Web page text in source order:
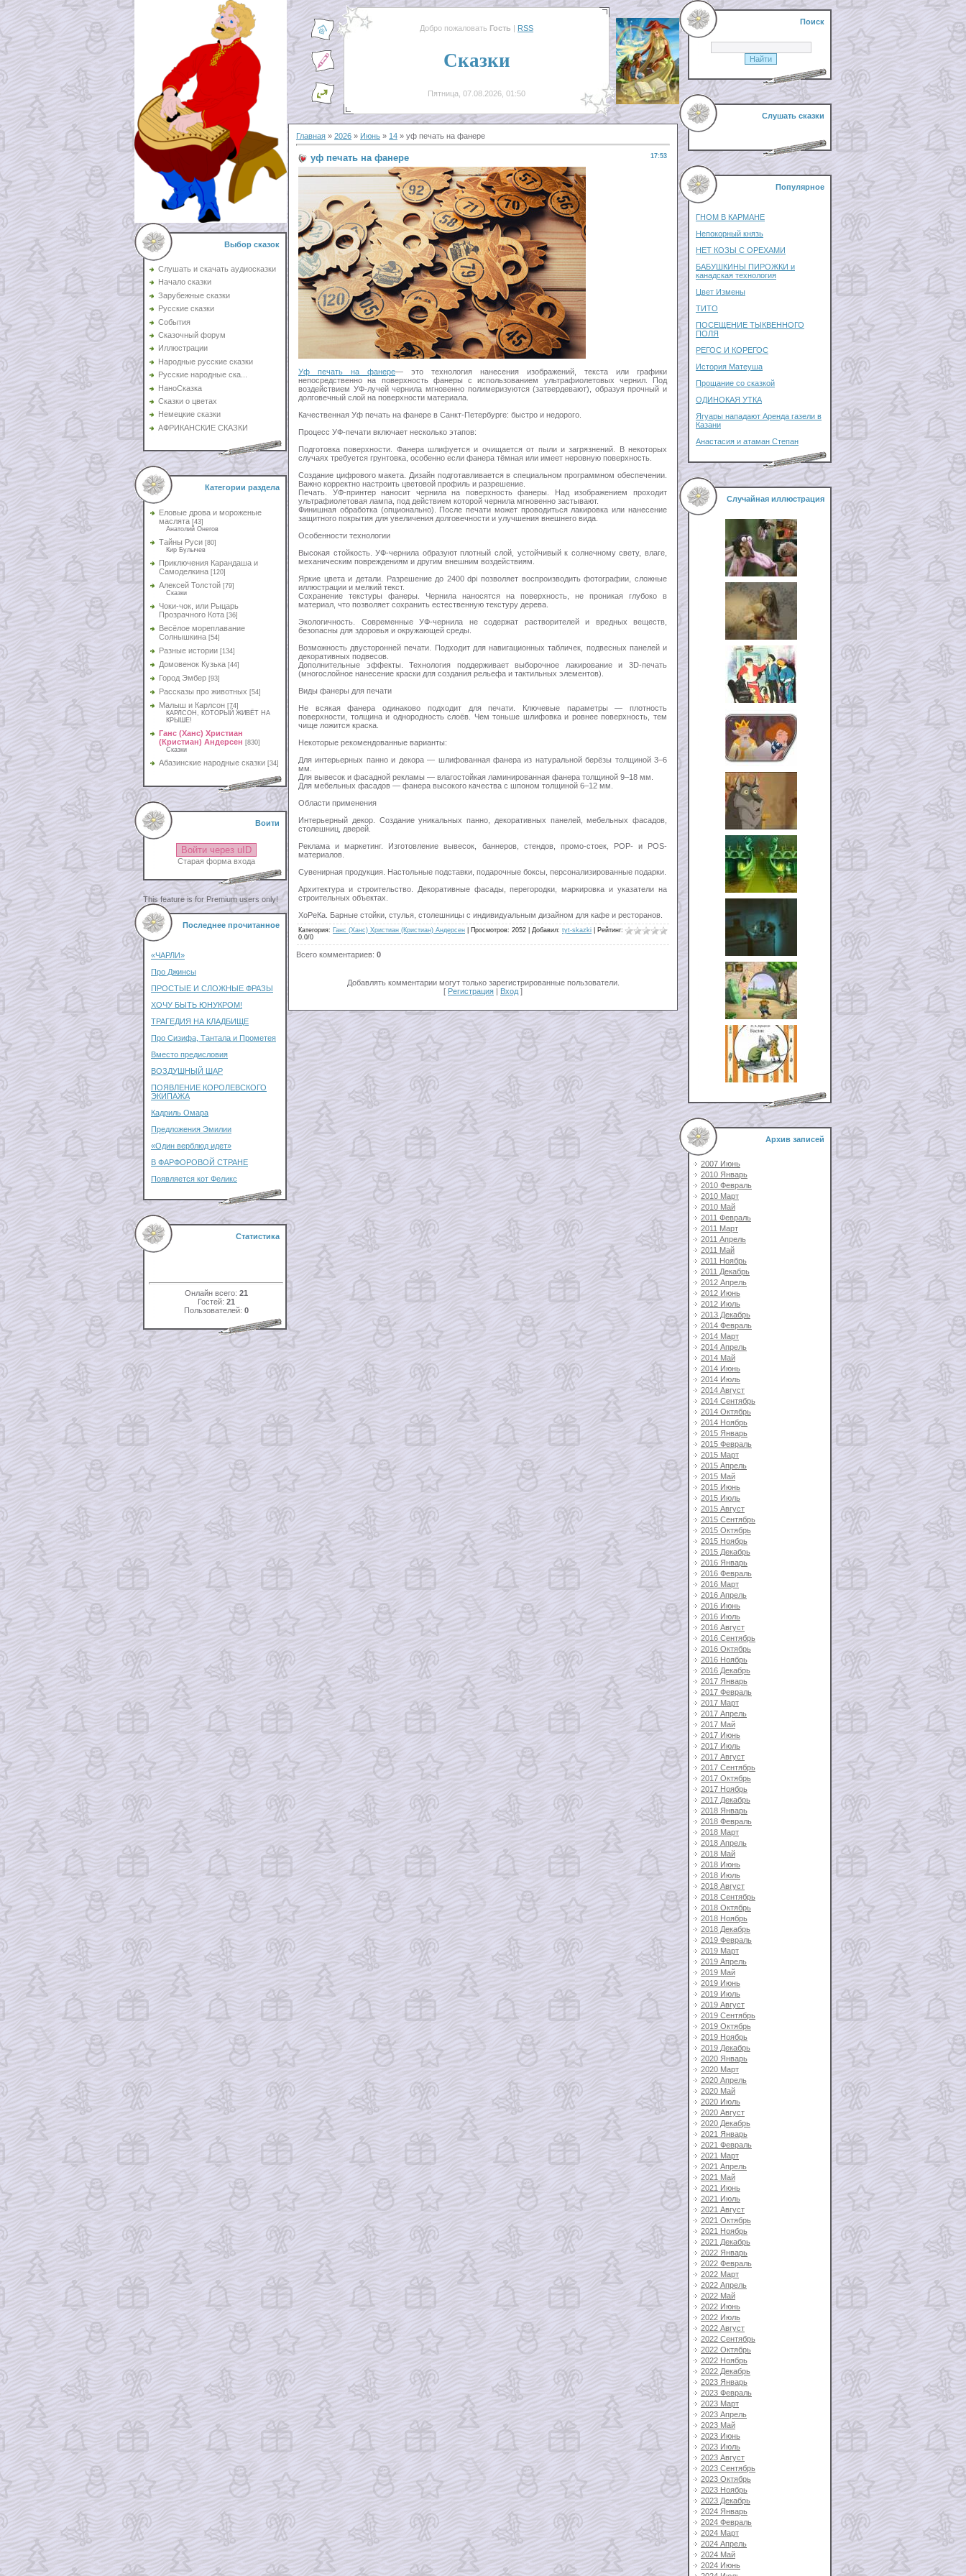
Выбор сказок
Слушать и скачать аудиосказки
Начало сказки
Зарубежные сказки
Русские сказки
События
Сказочный форум
Иллюстрации
Народные русские сказки
Русские народные ска...
НаноСказка
Сказки о цветах
Немецкие сказки
АФРИКАНСКИЕ СКАЗКИ
Категории раздела
Еловые дрова и мороженые
маслята [43]
Анатолий Онегов
Тайны Руси [80]
Кир Булычев
Приключения Карандаша и
Самоделкина [120]
Алексей Толстой [79]
Сказки
Чоки-чок, или Рыцарь
Прозрачного Кота [36]
Весёлое мореплавание
Солнышкина [54]
Разные истории [134]
Домовенок Кузька [44]
Город Эмбер [93]
Рассказы про животных [54]
Малыш и Карлсон [74]
КАРЛСОН, КОТОРЫЙ ЖИВЁТ НА
КРЫШЕ!
Ганс (Ханс) Христиан
(Кристиан) Андерсен [830]
Сказки
Абазинские народные сказки [34]
Воити
Войти через uID
Старая форма входа
This feature is for Premium users only!
Последнее прочитанное
«ЧАРЛИ»
Про Джинсы
ПРОСТЫЕ И СЛОЖНЫЕ ФРАЗЫ
ХОЧУ БЫТЬ ЮНУКРОМ!
ТРАГЕДИЯ НА КЛАДБИЩЕ
Про Сизифа, Тантала и Прометея
Вместо предисловия
ВОЗДУШНЫЙ ШАР
ПОЯВЛЕНИЕ КОРОЛЕВСКОГО
ЭКИПАЖА
Кадриль Омара
Предложения Эмилии
«Один верблюд идет»
В ФАРФОРОВОЙ СТРАНЕ
Появляется кот Феликс
Статистика
Онлайн всего: 21
Гостей: 21
Пользователей: 0
Добро пожаловать Гость | RSS
Сказки
Пятница, 07.08.2026, 01:50
Главная » 2026 » Июнь » 14 » уф печать на фанере
17:53
уф печать на фанере
Уф печать на фанере— это технология нанесения изображений, текста или графики
непосредственно на поверхность фанеры с использованием ультрафиолетовых чернил. Под
воздействием УФ-лучей чернила мгновенно полимеризуются (затвердевают), образуя прочный и
долговечный слой на поверхности материала.
Качественная Уф печать на фанере в Санкт-Петербурге: быстро и недорого.
Процесс УФ-печати включает несколько этапов:
Подготовка поверхности. Фанера шлифуется и очищается от пыли и загрязнений. В некоторых
случаях требуется грунтовка, особенно если фанера тёмная или имеет неровную поверхность.
Создание цифрового макета. Дизайн подготавливается в специальном программном обеспечении.
Важно корректно настроить цветовой профиль и разрешение.
Печать. УФ-принтер наносит чернила на поверхность фанеры. Над изображением проходит
ультрафиолетовая лампа, под действием которой чернила мгновенно застывают.
Финишная обработка (опционально). После печати может проводиться лакировка или нанесение
защитного покрытия для увеличения долговечности и улучшения внешнего вида.
Особенности технологии
Высокая стойкость. УФ-чернила образуют плотный слой, устойчивый к солнечному свету, влаге,
механическим повреждениям и другим внешним воздействиям.
Яркие цвета и детали. Разрешение до 2400 dpi позволяет воспроизводить фотографии, сложные
иллюстрации и мелкий текст.
Сохранение текстуры фанеры. Чернила наносятся на поверхность, не проникая глубоко в
материал, что позволяет сохранить естественную текстуру дерева.
Экологичность. Современные УФ-чернила не содержат растворителей и вредных веществ,
безопасны для здоровья и окружающей среды.
Возможность двусторонней печати. Подходит для навигационных табличек, подвесных панелей и
декоративных подвесов.
Дополнительные эффекты. Технология поддерживает выборочное лакирование и 3D-печать
(многослойное нанесение краски для создания рельефа и тактильных элементов).
Виды фанеры для печати
Не всякая фанера одинаково подходит для печати. Ключевые параметры — плотность
поверхности, толщина и однородность слоёв. Чем тоньше шлифовка и ровнее поверхность, тем
чище ложится краска.
Некоторые рекомендованные варианты:
Для интерьерных панно и декора — шлифованная фанера из натуральной берёзы толщиной 3–6
мм.
Для вывесок и фасадной рекламы — влагостойкая ламинированная фанера толщиной 9–18 мм.
Для мебельных фасадов — фанера высокого качества с шпоном толщиной 6–12 мм.
Области применения
Интерьерный декор. Создание уникальных панно, декоративных панелей, мебельных фасадов,
столешниц, дверей.
Реклама и маркетинг. Изготовление вывесок, баннеров, стендов, промо-стоек, POP- и POS-
материалов.
Сувенирная продукция. Настольные подставки, подарочные боксы, персонализированные подарки.
Архитектура и строительство. Декоративные фасады, перегородки, маркировка и указатели на
строительных объектах.
ХоРеКа. Барные стойки, стулья, столешницы с индивидуальным дизайном для кафе и ресторанов.
Категория: Ганс (Ханс) Христиан (Кристиан) Андерсен Просмотров: 2052 Добавил: tyt-skazki Рейтинг:
0.0/0
Всего комментариев: 0
Добавлять комментарии могут только зарегистрированные пользователи.
[ Регистрация | Вход ]
Поиск
Слушать сказки
Популярное
ГНОМ В КАРМАНЕ
Непокорный князь
НЕТ КОЗЫ С ОРЕХАМИ
БАБУШКИНЫ ПИРОЖКИ и
канадская технология
Цвет Измены
ТИТО
ПОСЕЩЕНИЕ ТЫКВЕННОГО
ПОЛЯ
РЕГОС И КОРЕГОС
История Матеуша
Прощание со сказкой
ОДИНОКАЯ УТКА
Ягуары нападают Аренда газели в
Казани
Анастасия и атаман Степан
Случайная иллюстрация
Архив записей
2007 Июнь
2010 Январь
2010 Февраль
2010 Март
2010 Май
2011 Февраль
2011 Март
2011 Апрель
2011 Май
2011 Ноябрь
2011 Декабрь
2012 Апрель
2012 Июнь
2012 Июль
2013 Декабрь
2014 Февраль
2014 Март
2014 Апрель
2014 Май
2014 Июнь
2014 Июль
2014 Август
2014 Сентябрь
2014 Октябрь
2014 Ноябрь
2015 Январь
2015 Февраль
2015 Март
2015 Апрель
2015 Май
2015 Июнь
2015 Июль
2015 Август
2015 Сентябрь
2015 Октябрь
2015 Ноябрь
2015 Декабрь
2016 Январь
2016 Февраль
2016 Март
2016 Апрель
2016 Июнь
2016 Июль
2016 Август
2016 Сентябрь
2016 Октябрь
2016 Ноябрь
2016 Декабрь
2017 Январь
2017 Февраль
2017 Март
2017 Апрель
2017 Май
2017 Июнь
2017 Июль
2017 Август
2017 Сентябрь
2017 Октябрь
2017 Ноябрь
2017 Декабрь
2018 Январь
2018 Февраль
2018 Март
2018 Апрель
2018 Май
2018 Июнь
2018 Июль
2018 Август
2018 Сентябрь
2018 Октябрь
2018 Ноябрь
2018 Декабрь
2019 Февраль
2019 Март
2019 Апрель
2019 Май
2019 Июнь
2019 Июль
2019 Август
2019 Сентябрь
2019 Октябрь
2019 Ноябрь
2019 Декабрь
2020 Январь
2020 Март
2020 Апрель
2020 Май
2020 Июль
2020 Август
2020 Декабрь
2021 Январь
2021 Февраль
2021 Март
2021 Апрель
2021 Май
2021 Июнь
2021 Июль
2021 Август
2021 Октябрь
2021 Ноябрь
2021 Декабрь
2022 Январь
2022 Февраль
2022 Март
2022 Апрель
2022 Май
2022 Июнь
2022 Июль
2022 Август
2022 Сентябрь
2022 Октябрь
2022 Ноябрь
2022 Декабрь
2023 Январь
2023 Февраль
2023 Март
2023 Апрель
2023 Май
2023 Июнь
2023 Июль
2023 Август
2023 Сентябрь
2023 Октябрь
2023 Ноябрь
2023 Декабрь
2024 Январь
2024 Февраль
2024 Март
2024 Апрель
2024 Май
2024 Июнь